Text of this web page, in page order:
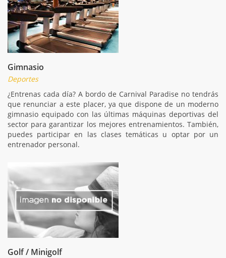
Gimnasio
Deportes
¿Entrenas cada día? A bordo de Carnival Paradise no tendrás
que renunciar a este placer, ya que dispone de un moderno
gimnasio equipado con las últimas máquinas deportivas del
sector para garantizar los mejores entrenamientos. También,
puedes participar en las clases temáticas u optar por un
entrenador personal.
Golf / Minigolf